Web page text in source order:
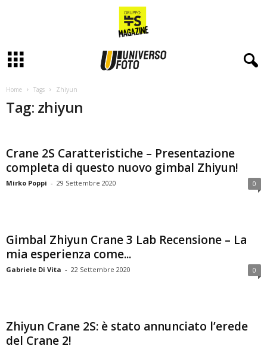
Home Tags Zhiyun
Tag: zhiyun
Crane 2S Caratteristiche – Presentazione
completa di questo nuovo gimbal Zhiyun!
Mirko Poppi - 29 Settembre 2020 0
Gimbal Zhiyun Crane 3 Lab Recensione – La
mia esperienza come...
Gabriele Di Vita - 22 Settembre 2020 0
Zhiyun Crane 2S: è stato annunciato l’erede
del Crane 2!